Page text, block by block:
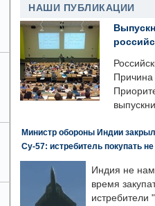
НАШИ ПУБЛИКАЦИИ
Причина
Министр обороны Индии
Су-57: истребитель покупать
Индия не
время
истребители